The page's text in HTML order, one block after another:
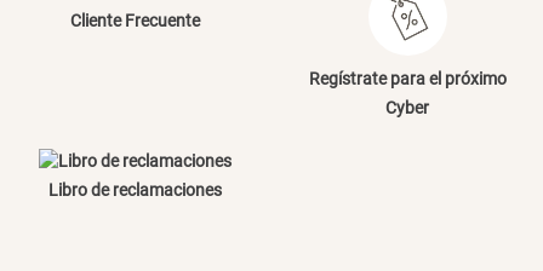
Cliente Frecuente
Regístrate para el próximo
Cyber
Libro de reclamaciones